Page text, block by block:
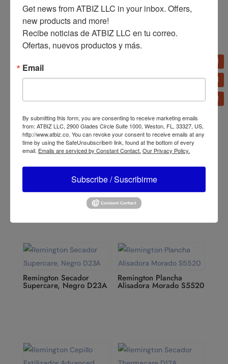
Remington Cepillo de
AS15A
Remington Rizador
Remington Afeitadora
Eléctrica Smooth & Silky
Remington Afeitadora
Rotativa Dual Flex R95
Remington Secador
Supercare, Negro D23A
Remington Plancha
Alisadora Morado S5520
Get news from ATBIZ LLC in your inbox. Offers,
new products and more!
Recibe noticias de ATBIZ LLC en tu correo.
Ofertas, nuevos productos y más.
Email
By submitting this form, you are consenting to receive marketing emails
from: ATBIZ LLC, 2900 Glades Circle Suite 1000, Weston, FL, 33327, US,
http://www.atbiz.co. You can revoke your consent to receive emails at any
time by using the SafeUnsubscribe® link, found at the bottom of every
email. Emails are serviced by Constant Contact. Our Privacy Policy.
Subscribe / Suscribirme